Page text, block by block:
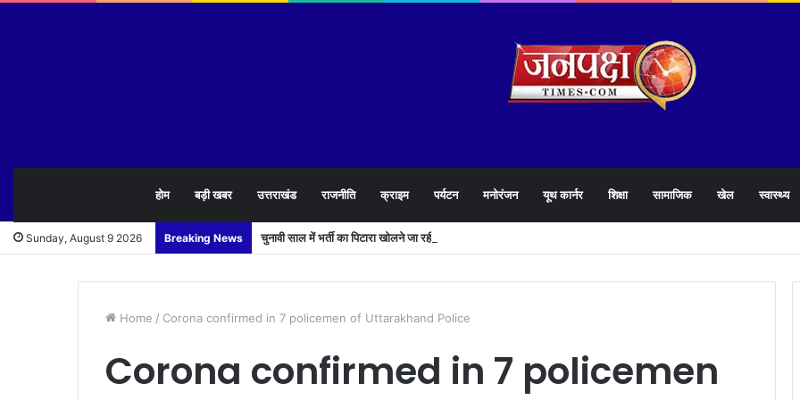
होम बड़ी खबर उत्तराखंड राजनीति क्राइम पर्यटन मनोरंजन यूथ कार्नर शिक्षा सामाजिक खेल स्वास्थ्य
Sunday, August 9 2026 Breaking News चुनावी साल में भर्ती का पिटारा खोलने जा रही है धामी सरकार,युवाओं को मिलेगी 34 हजार रिकॉर्ड भर्तियों की सौगात
Home / Corona confirmed in 7 policemen of Uttarakhand Police
Corona confirmed in 7 policemen